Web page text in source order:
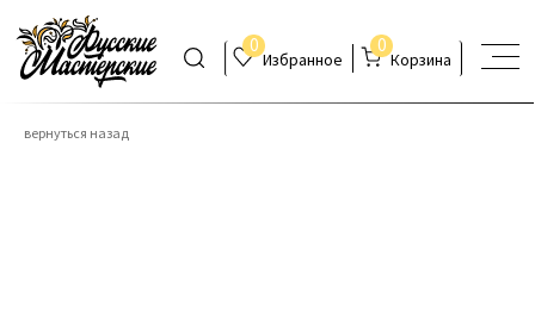
Избранное Корзина
вернуться назад